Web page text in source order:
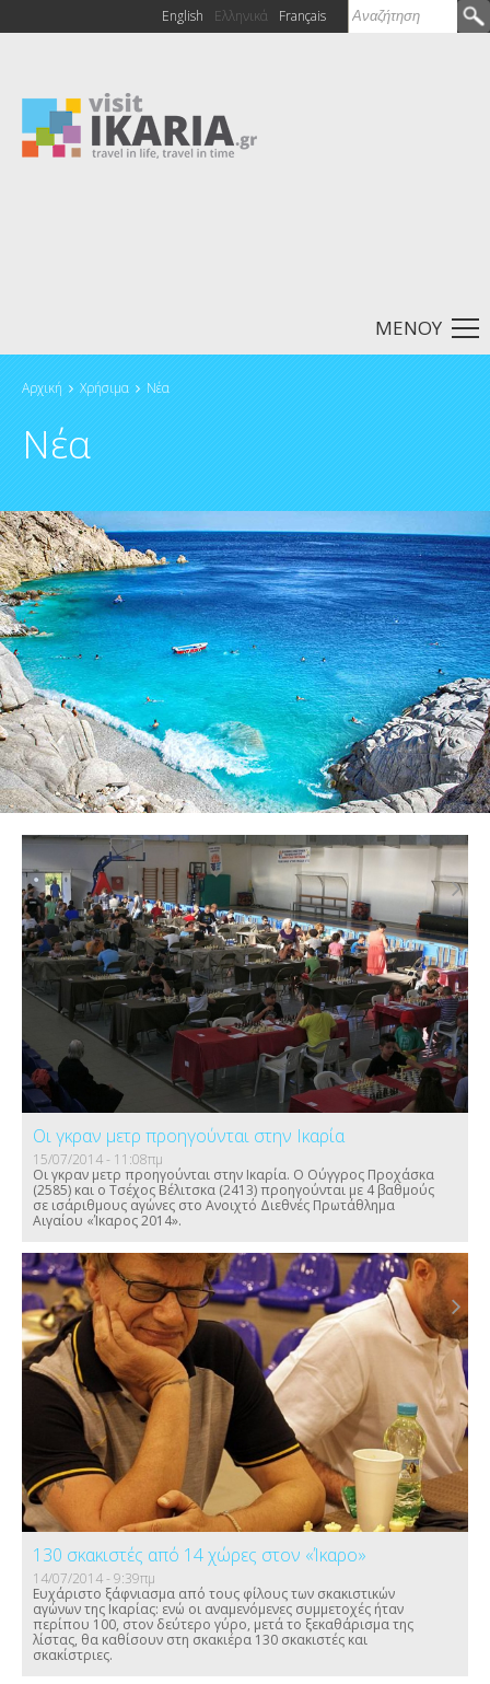
Φόρμα
Αναζήτηση
English Ελληνικά Français
ΜΕΝΟΥ
Είστε εδώ
Αρχική Χρήσιμα Νέα
Νέα
Οι γκραν μετρ προηγούνται στην Ικαρία
15/07/2014 - 11:08πμ
Οι γκραν μετρ προηγούνται στην Ικαρία. Ο Ούγγρος Προχάσκα
(2585) και ο Τσέχος Βέλιτσκα (2413) προηγούνται με 4 βαθμούς
σε ισάριθμους αγώνες στο Ανοιχτό Διεθνές Πρωτάθλημα
Αιγαίου «Ίκαρος 2014».
130 σκακιστές από 14 χώρες στον «Ίκαρο»
14/07/2014 - 9:39πμ
Ευχάριστο ξάφνιασμα από τους φίλους των σκακιστικών
αγώνων της Ικαρίας: ενώ οι αναμενόμενες συμμετοχές ήταν
περίπου 100, στον δεύτερο γύρο, μετά το ξεκαθάρισμα της
λίστας, θα καθίσουν στη σκακιέρα 130 σκακιστές και
σκακίστριες.